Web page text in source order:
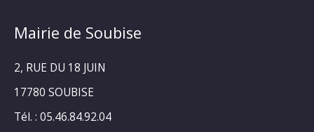
Mairie de Soubise
2, RUE DU 18 JUIN
17780 SOUBISE
Tél. : 05.46.84.92.04